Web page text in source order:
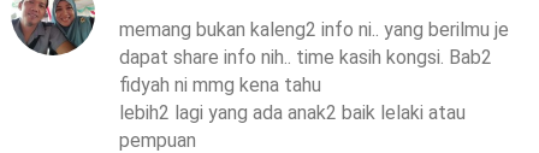
memang bukan kaleng2 info ni.. yang berilmu je
dapat share info nih.. time kasih kongsi. Bab2
fidyah ni mmg kena tahu
lebih2 lagi yang ada anak2 baik lelaki atau
pempuan